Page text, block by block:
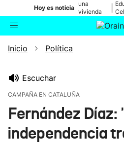
Hoy es noticia
una
vivienda
de Bilbao
Buscador
Inicio Política
Escuchar
CAMPAÑA EN CATALUÑA
Fernández Díaz:
independencia